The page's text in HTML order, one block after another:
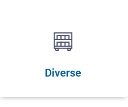
Diverse